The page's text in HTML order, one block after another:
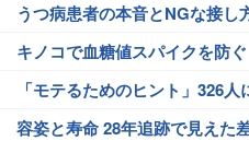
うつ病患者の本音とNGな接し
キノコで血糖値スパイクを防ぐ
「モテるためのヒント」326人
容姿と寿命 28年追跡で見えた